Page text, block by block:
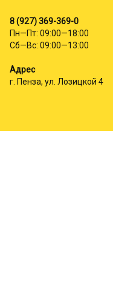
8 (927) 369-369-0
Пн—Пт: 09:00—18:00
Сб—Вс: 09:00—13:00
Адрес
г. Пенза, ул. Лозицкой 4